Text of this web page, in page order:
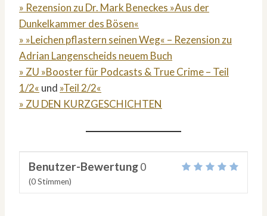
» Rezension zu Dr. Mark Beneckes »Aus der
Dunkelkammer des Bösen«
» »Leichen pflastern seinen Weg« – Rezension zu
Adrian Langenscheids neuem Buch
» ZU »Booster für Podcasts & True Crime – Teil
1/2« und »Teil 2/2«
» ZU DEN KURZGESCHICHTEN
Benutzer-Bewertung0
(0Stimmen)